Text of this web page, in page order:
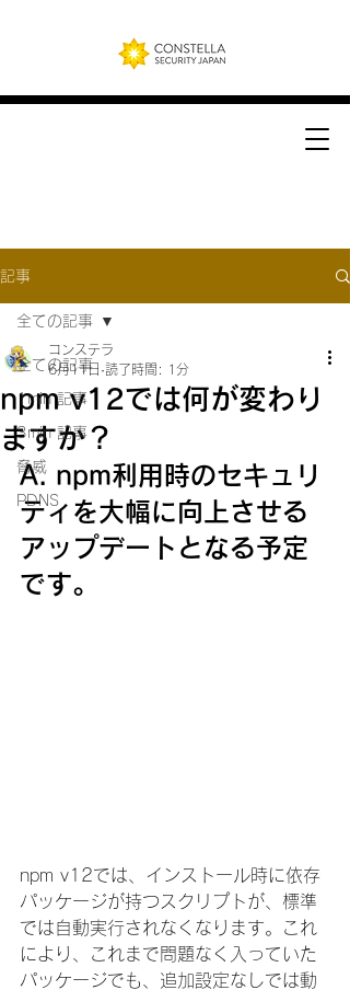
記事
全ての記事
1min 記事
3min 記事
脅威
PDNS
全ての記事
npm v12では何が変わり
ますか？
コンステラ
6月11日 読了時間: 1分
A. npm利用時のセキュリ
ティを大幅に向上させる
アップデートとなる予定
です。
npm v12では、インストール時に依存
パッケージが持つスクリプトが、標準
では自動実行されなくなります。これ
により、これまで問題なく入っていた
パッケージでも、追加設定なしでは動